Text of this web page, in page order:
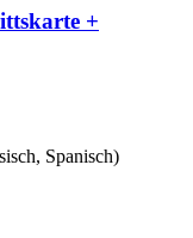
+
Spanisch)